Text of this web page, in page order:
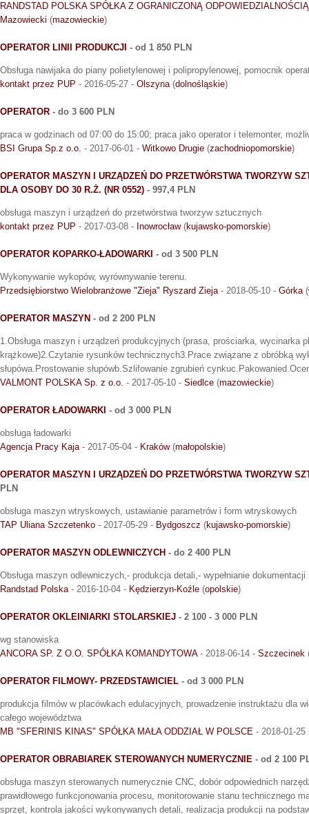
RANDSTAD POLSKA SPÓŁKA Z OGRANICZONĄ ODPOWIEDZIALNOŚCIĄ
Mazowiecki (mazowieckie)
OPERATOR LINII PRODUKCJI - od 1 850 PLN
Obsługa nawijaka do piany polietylenowej i polipropylenowej, pomocnik
kontakt przez PUP - 2016-05-27 - Olszyna(dolnośląskie)
OPERATOR - do 3 600 PLN
praca w godzinach od 07:00 do 15:00; praca jako operator i telemonter,
BSI Grupa Sp.z o.o. - 2017-06-01 - Witkowo Drugie (zachodniopomorskie)
OPERATOR MASZYN I URZĄDZEŃ DO PRZETWÓRSTWA TWORZYW
DLA OSOBY DO 30 R.Ż. (NR 0552) - 997,4 PLN
obsługa maszyn i urządzeń do przetwórstwa tworzyw sztucznych
kontakt przez PUP - 2017-03-08 - Inowrocław(kujawsko-pomorskie)
OPERATOR KOPARKO-ŁADOWARKI - od 3 500 PLN
Wykonywanie wykopów, wyrównywanie terenu.
Przedsiębiorstwo Wielobranżowe "Zieja" Ryszard Zieja- 2018-05-10 - Górka(
OPERATOR MASZYN - od 2 200 PLN
1.Obsługa maszyn i urządzeń produkcyjnych (prasa, prościarka, wycinarka
krążkowe)2.Czytanie rysunków technicznych3.Prace związane z obróbką
słupówa.Prostowanie słupówb.Szlifowanie zgrubień
VALMONT POLSKA Sp. z o.o. - 2017-05-10 - Siedlce (mazowieckie)
OPERATOR ŁADOWARKI - od 3 000 PLN
obsługa ładowarki
Agencja Pracy Kaja- 2017-05-04 - Kraków(małopolskie)
OPERATOR MASZYN I URZĄDZEŃ DO PRZETWÓRSTWA TWORZYW
PLN
obsługa maszyn wtryskowych, ustawianie parametrów i form wtryskowych
TAP Uliana Szczetenko - 2017-05-29 - Bydgoszcz (kujawsko-pomorskie)
OPERATOR MASZYN ODLEWNICZYCH - do 2 400 PLN
Obsługa maszyn odlewniczych,- produkcja detali,- wypełnianie
Randstad Polska- 2016-10-04 - Kędzierzyn-Koźle (opolskie)
OPERATOR OKLEINIARKI STOLARSKIEJ - 2 100 - 3 000 PLN
wg stanowiska
ANCORA SP. Z O.O. SPÓŁKA KOMANDYTOWA- 2018-06-14 - Szczecinek
OPERATOR FILMOWY- PRZEDSTAWICIEL - od 3 000 PLN
produkcja filmów w placówkach edulacyjnych, prowadzenie instruktażu dla
całego województwa
MB "SFERINIS KINAS" SPÓŁKA MAŁA ODDZIAŁ W POLSCE - 2018-01-
OPERATOR OBRABIAREK STEROWANYCH NUMERYCZNIE - od 2 100
obsługa maszyn sterowanych numerycznie CNC, dobór odpowiednich
prawidłowego funkcjonowania procesu, monitorowanie stanu technicznego
sprzęt, kontrola jakości wykonywanych detali, realizacja produkcji na